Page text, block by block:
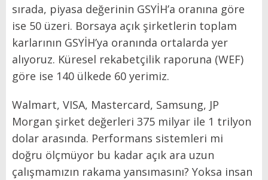
sırada, piyasa de­ğerinin GSYİH’a oranına göre
ise 50 üzeri. Borsaya açık şirketle­rin toplam
karlarının GSYİH’ya oranında ortalarda yer
alıyoruz. Küresel rekabetçilik raporuna (WEF)
göre ise 140 ülkede 60 ye­rimiz.
Walmart, VISA, Mastercard, Samsung, JP
Morgan şirket de­ğerleri 375 milyar ile 1 trilyon
do­lar arasında. Performans sistem­leri mi
doğru ölçmüyor bu kadar açık ara uzun
çalışmamızın raka­ma yansımasını? Yoksa insan